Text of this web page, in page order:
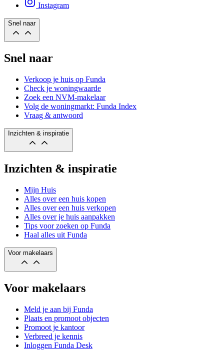
Instagram
Snel naar
Snel naar
Verkoop je huis op Funda
Check je woningwaarde
Zoek een NVM-makelaar
Volg de woningmarkt: Funda Index
Vraag & antwoord
Inzichten & inspiratie
Inzichten & inspiratie
Mijn Huis
Alles over een huis kopen
Alles over een huis verkopen
Alles over je huis aanpakken
Tips voor zoeken op Funda
Haal alles uit Funda
Voor makelaars
Voor makelaars
Meld je aan bij Funda
Plaats en promoot objecten
Promoot je kantoor
Verbreed je kennis
Inloggen Funda Desk